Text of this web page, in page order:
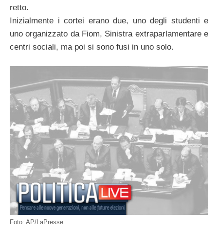
retto.
Inizialmente i cortei erano due, uno degli studenti e
uno organizzato da Fiom, Sinistra extraparlamentare e
centri sociali, ma poi si sono fusi in uno solo.
Foto: AP/LaPresse